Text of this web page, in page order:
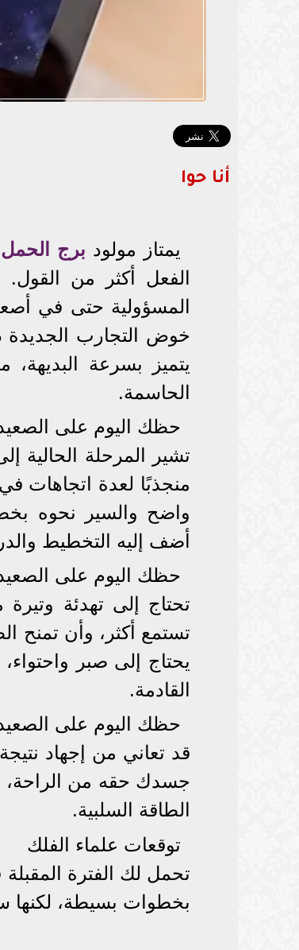
أنا حوا
يمتاز مولود برج الحمل
الفعل أكثر من
المسؤولية حتى في
خوض التجارب الجديدة
يتميز بسرعة
الحاسمة.
حظك اليوم على
تشير المرحلة الحالية
منجذبًا لعدة اتجاهات
واضح والسير نحوه
أضف إليه التخطيط
حظك اليوم على
تحتاج إلى تهدئة
تستمع أكثر، وأن
يحتاج إلى صبر
القادمة.
حظك اليوم على
قد تعاني من إجهاد
جسدك حقه من الراحة،
الطاقة السلبية.
توقعات علماء الفلك
تحمل لك الفترة
بخطوات بسيطة، لكنها